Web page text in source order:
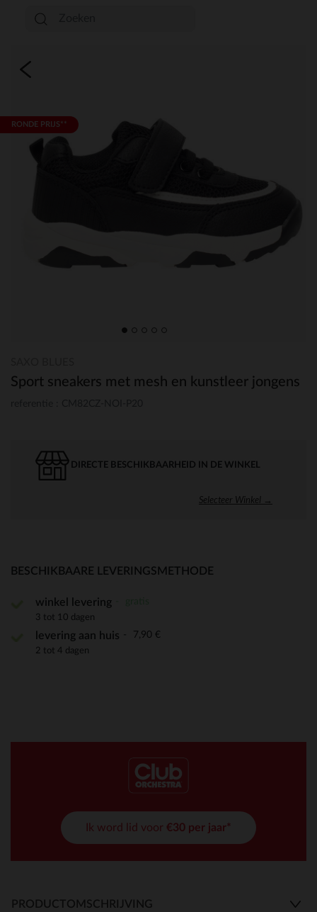
RONDE PRIJS**
Sport sneakers met mesh en kunstleer jongens
DIRECTE BESCHIKBAARHEID IN DE WINKEL
Selecteer Winkel →
BESCHIKBAARE LEVERINGSMETHODE
winkel levering
3 tot 10 dagen
levering aan huis 7,90 €
2 tot 4 dagen
Ik word lid voor €30 per jaar*
PRODUCTOMSCHRIJVING